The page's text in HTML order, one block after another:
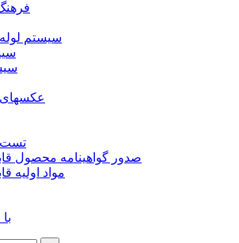
سیستم
صدور گواهینامه محصول
مواد اولیه